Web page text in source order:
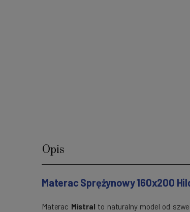
Opis
Materac Sprężynowy 160x200
Materac Mistral to naturalny model od